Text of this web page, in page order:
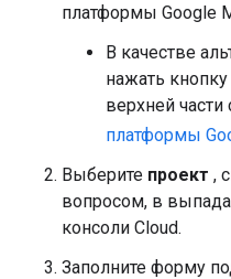
платформы Google
В качестве
нажать
верхней части
платформы
Выберите проект ,
вопросом, в
консоли Cloud.
Заполните форму